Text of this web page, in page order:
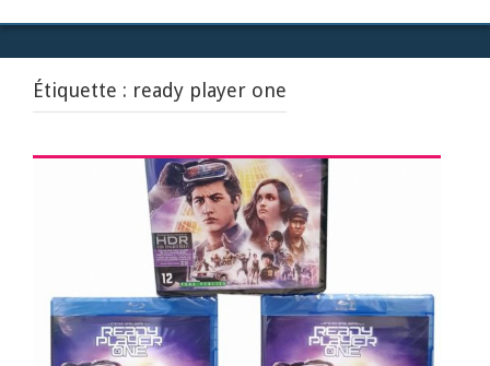
Étiquette : ready player one